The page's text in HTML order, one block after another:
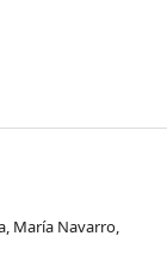
María Navarro,